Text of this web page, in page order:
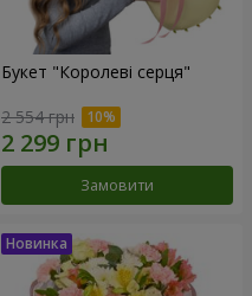
Букет "Королеві серця"
2 554 грн
Замовити